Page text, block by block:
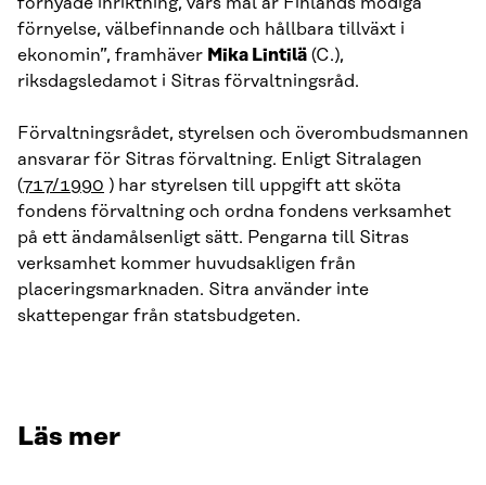
förnyelse, välbefinnande och hållbara tillväxt i
ekonomin”, framhäver Mika Lintilä (C.),
riksdagsledamot i Sitras förvaltningsråd.
Förvaltningsrådet, styrelsen och överombudsmannen
ansvarar för Sitras förvaltning. Enligt Sitralagen
(717/1990 ) har styrelsen till uppgift att sköta
fondens förvaltning och ordna fondens verksamhet
på ett ändamålsenligt sätt. Pengarna till Sitras
verksamhet kommer huvudsakligen från
placeringsmarknaden. Sitra använder inte
skattepengar från statsbudgeten.
Läs mer